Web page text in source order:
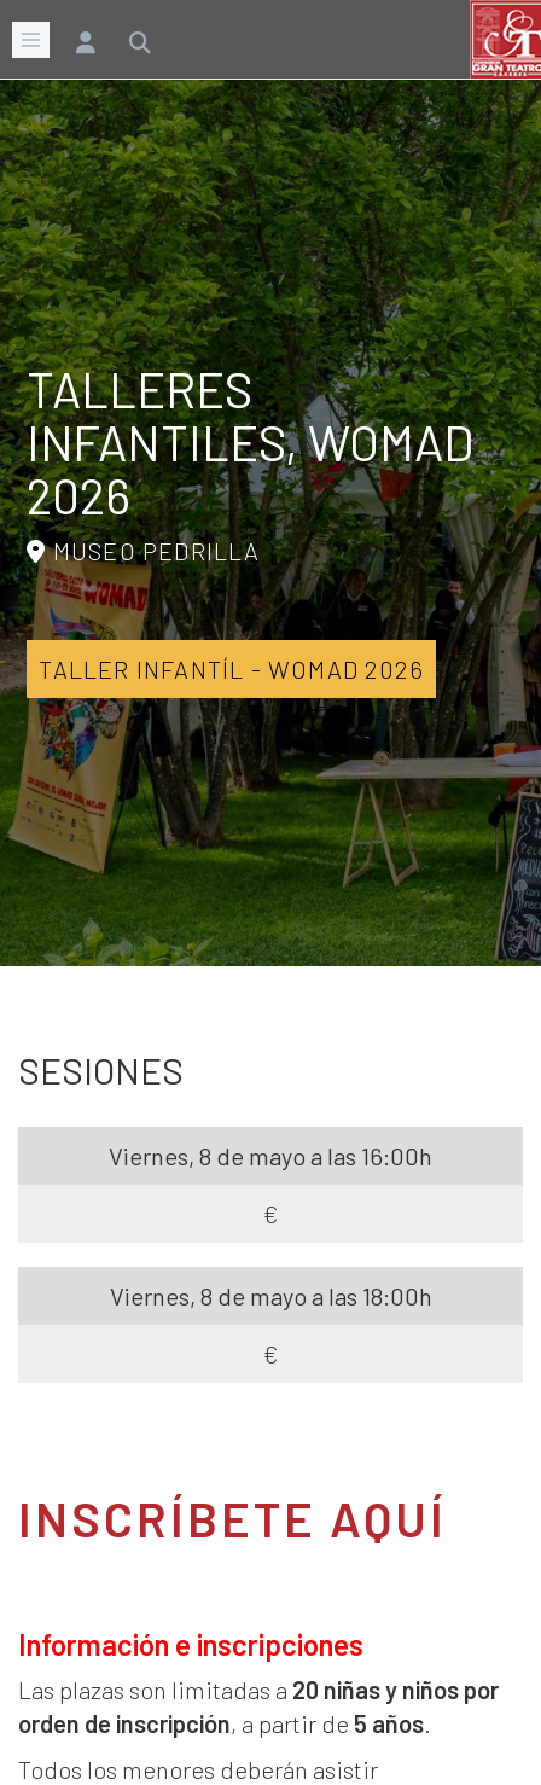
TALLERES
INFANTILES, WOMAD
2026
MUSEO PEDRILLA
TALLER INFANTÍL - WOMAD 2026
SESIONES
Viernes, 8 de mayo a las 16:00h
€
Viernes, 8 de mayo a las 18:00h
€
INSCRÍBETE AQUÍ
Información e inscripciones
Las plazas son limitadas a 20 niñas y niños por
orden de inscripción, a partir de 5 años.
Todos los menores deberán asistir